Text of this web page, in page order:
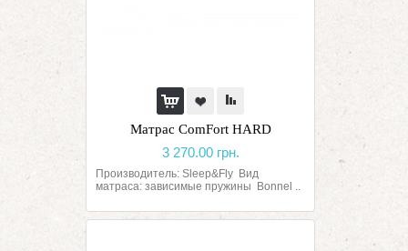
Матрас ComFort HARD
3 270.00 грн.
Производитель: Sleep&Fly Вид
матраса: зависимые пружины Bonnel ..